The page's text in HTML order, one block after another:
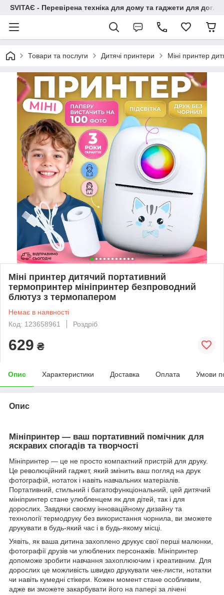
SVITAЄ - Перевірена техніка для дому та гаджети для
Товари та послуги Дитячі принтери Міні принтер
Міні принтер дитячий портативний
термопринтер мініпринтер безпроводний
блютуз з термопапером
Немає в наявності
Код: 123658961
Роздріб
629 ₴
Опис Характеристики Доставка Оплата Умови
Опис
Мініпринтер — ваш портативний помічник для
яскравих спогадів та творчості
Мініпринтер — це не просто компактний пристрій для друку.
Це революційний гаджет, який змінить ваш погляд на друк
фотографій, нотаток і навіть навчальних матеріалів.
Портативний, стильний і багатофункціональний, цей дитячий
мініпринтер стане улюбленцем як для дітей, так і для
дорослих. Завдяки своєму інноваційному дизайну та
технології термодруку без використання чорнила, ви зможете
друкувати в будь-який час і в будь-якому місці.
Уявіть, як ваша дитина захоплено друкує свої перші малюнки,
фотографії друзів чи улюблених персонажів. Мініпринтер
допоможе зробити навчання захоплюючим і креативним. Для
дорослих це можливість швидко друкувати чек-листи, нотатки
чи навіть кумедні стікери. Кожен момент стане особливим,
адже ви зможете закарбувати його на папері за лічені